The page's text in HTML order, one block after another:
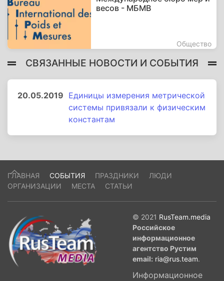
весов - МБМВ
Общество
СВЯЗАННЫЕ НОВОСТИ И СОБЫТИЯ
20.05.2019 Единицы измерения метрической
системы привязали к физическим
константам
ГЛАВНАЯ СОБЫТИЯ ПРАЗДНИКИ
ЛЮДИ
ОРГАНИЗАЦИИ
МЕСТА СТАТЬИ
© 2021 RusTeam.media
Российское
информационное
агентство Рустим
email: ria@rus.team.
Информационное